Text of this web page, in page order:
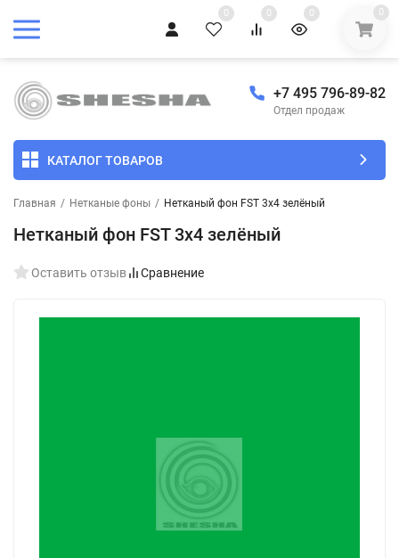
0 0 0 0
+7 495 796-89-82
Отдел продаж
КАТАЛОГ ТОВАРОВ
Главная / Нетканые фоны / Нетканый фон FST 3x4 зелёный
Нетканый фон FST 3x4 зелёный
Оставить отзыв Сравнение